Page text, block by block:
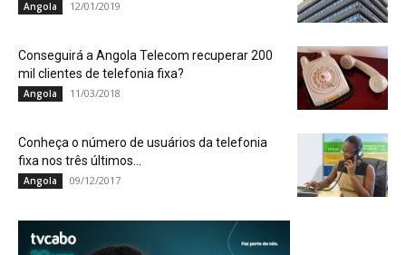
Angola 12/01/2019
Conseguirá a Angola Telecom recuperar 200
mil clientes de telefonia fixa?
Angola 11/03/2018
Conheça o número de usuários da telefonia
fixa nos três últimos...
Angola 09/12/2017